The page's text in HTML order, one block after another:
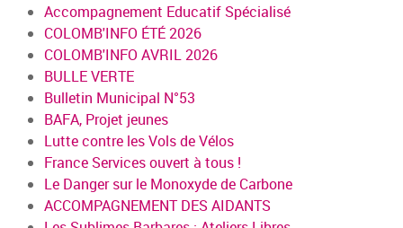
Accompagnement Educatif Spécialisé
COLOMB'INFO ÉTÉ 2026
COLOMB'INFO AVRIL 2026
BULLE VERTE
Bulletin Municipal N°53
BAFA, Projet jeunes
Lutte contre les Vols de Vélos
France Services ouvert à tous !
Le Danger sur le Monoxyde de Carbone
ACCOMPAGNEMENT DES AIDANTS